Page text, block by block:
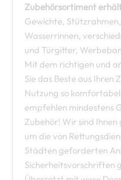
Zubehörsortiment
Gewichte,
Wasserrinnen,
und Türgitter,
Mit dem richtigen und
Sie das Beste aus Ihren
Nutzung so
empfehlen mindestens
Zubehör! Wir sind Ihnen
um die von
Städten geforderten
Sicherheitsvorschriften